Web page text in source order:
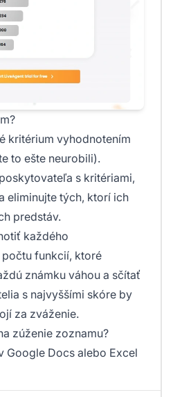
kritérium vyhodnotením
to ešte neurobili).
s kritériami,
eliminujte tých, ktorí ich
predstáv.
každého
funkcií, ktoré
známku váhou a sčítať
s najvyššími skóre by
za zváženie.
zúženie zoznamu?
Google Docs alebo Excel